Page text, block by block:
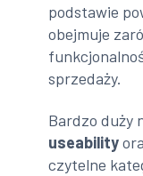
podstawie
obejmuje
sprzedaży.
Bardzo duży
useability
czytelne